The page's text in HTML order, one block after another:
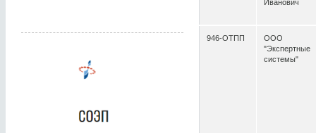
Иванович
946-ОТПП
ООО
"Экспертные
системы"